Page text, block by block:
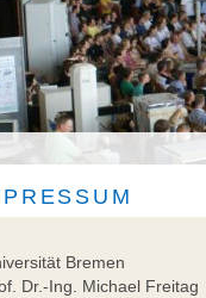
Bremen
Dr.-Ing. Michael Freitag